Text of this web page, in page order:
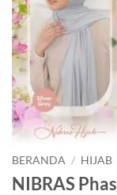
BERANDA / HIJAB
NIBRAS